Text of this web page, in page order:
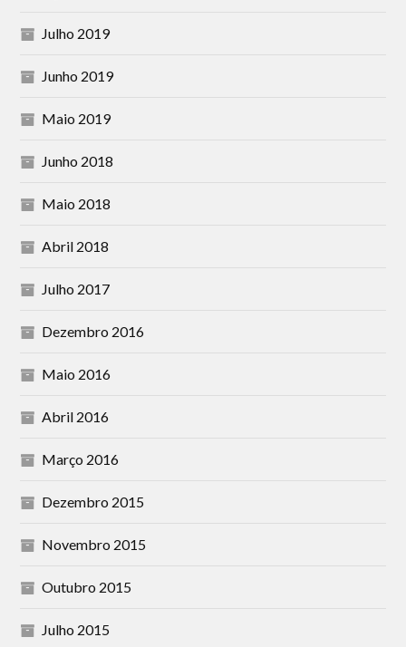
Julho 2019
Junho 2019
Maio 2019
Junho 2018
Maio 2018
Abril 2018
Julho 2017
Dezembro 2016
Maio 2016
Abril 2016
Março 2016
Dezembro 2015
Novembro 2015
Outubro 2015
Julho 2015